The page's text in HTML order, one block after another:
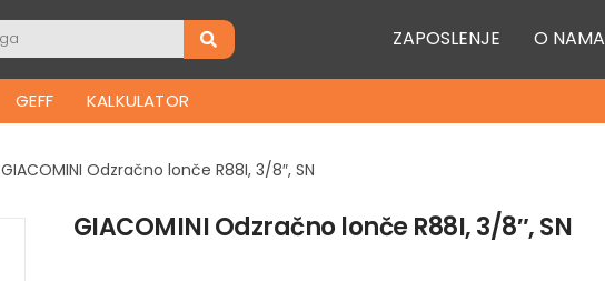
ZAPOSLENJE O NAMA
GEFF KALKULATOR
GIACOMINI Odzračno lonče R88I, 3/8″, SN
GIACOMINI Odzračno lonče R88I, 3/8″, SN